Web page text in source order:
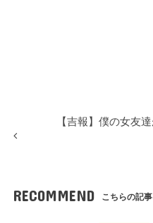
【吉報】僕の女友
RECOMMEND こちらの記事